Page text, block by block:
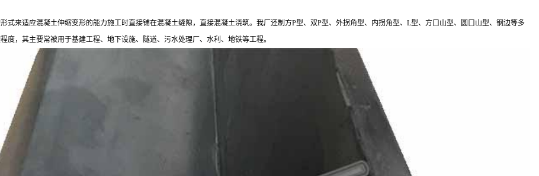
来适应混凝土伸缩变形的能力施工时直接铺在混凝土缝隙，直接混凝土浇筑。我厂还制方P型、双P型、外拐角型、内拐角型、L型、方口山型、圆口山型、钢边等多
，其主要常被用于基建工程、地下设施、隧道、污水处理厂、水利、地铁等工程。